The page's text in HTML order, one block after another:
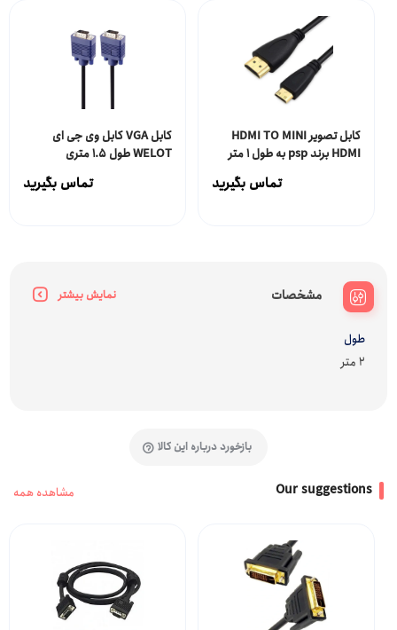
کابل تصویر HDMI TO MINI
HDMI برند psp به طول 1 متر
تماس بگیرید
کابل VGA کابل وی جی ای
WELOT طول 1.5 متری
تماس بگیرید
مشخصات نمایش بیشتر
طول
2 متر
بازخورد درباره این کالا
Our suggestions مشاهده همه